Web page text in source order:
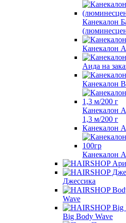
Канекалон
Канекалон
Аида на
Канекалон
Канекалон
1,3 м/200 г
Канекалон
Канекалон
Джессика
Wave
Big Body Wave